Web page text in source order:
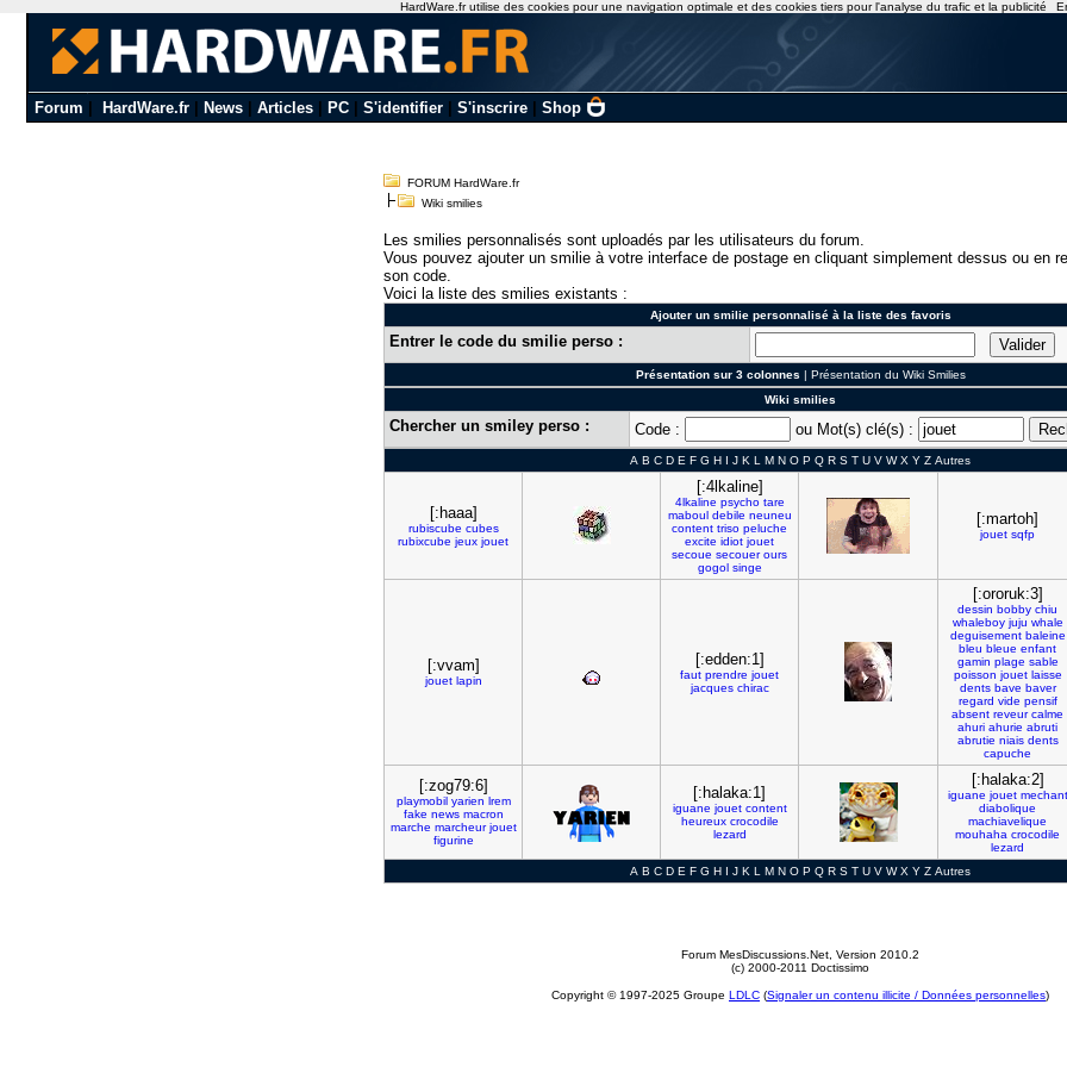
Forum HardWare.fr| News| Articles| PC| S'identifier| S'inscrire| Shop
FORUM HardWare.fr
Wiki smilies
Les smilies personnalisés sont uploadés par les utilisateurs du forum.
Vous pouvez ajouter un smilie à votre interface de postage en cliquant simplement dessus ou en
son code.
Voici la liste des smilies existants :
Ajouter un smilie personnalisé à la liste des favoris
Entrer le code du smilie perso :
Présentation sur 3 colonnes | Présentation du Wiki Smilies
Wiki smilies
Chercher un smiley perso : Code : ou Mot(s) clé(s) :
A B C D E F G H I J K L M N O P Q R S T U V W X Y Z Autres
[:haaa]
rubiscube cubes
rubixcube jeux jouet
[:4lkaline]
4lkaline psycho tare
maboul debile neuneu
content triso peluche
excite idiot jouet
secoue secouer ours
gogol singe
[:martoh]
jouet sqfp
[:vvam]
jouet lapin
[:edden:1]
faut prendre jouet
jacques chirac
[:ororuk:3]
dessin bobby chiu
whaleboy juju whale
deguisement baleine
bleu bleue enfant
gamin plage sable
poisson jouet laisse
dents bave baver
regard vide pensif
absent reveur calme
ahuri ahurie abruti
abrutie niais dents
capuche
[:zog79:6]
playmobil yarien lrem
fake news macron
marche marcheur jouet
figurine
[:halaka:1]
iguane jouet content
heureux crocodile
lezard
[:halaka:2]
iguane jouet mechant
diabolique
machiavelique
mouhaha crocodile
lezard
A B C D E F G H I J K L M N O P Q R S T U V W X Y Z Autres
Forum MesDiscussions.Net , Version 2010.2
(c) 2000-2011 Doctissimo
Copyright © 1997-2025 Groupe LDLC (Signaler un contenu illicite / Données personnelles)
HardWare.fr utilise des cookies pour une navigation optimale et des cookies tiers pour l'analyse du trafic et la publicité